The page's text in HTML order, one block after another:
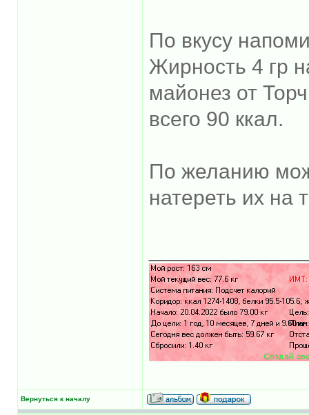
По вкусу
Жирность 4 гр
майонез от
всего 90 ккал.
По желанию
натереть их на
Вернуться к началу